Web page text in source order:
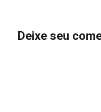
Deixe seu